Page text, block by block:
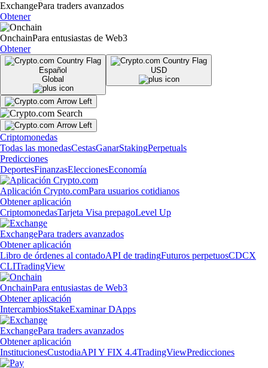
ExchangePara traders avanzados
Obtener
OnchainPara entusiastas de Web3
Obtener
Español
Global
USD
Criptomonedas
Todas las monedasCestasGanarStakingPerpetuals
Predicciones
DeportesFinanzasEleccionesEconomía
Aplicación Crypto.comPara usuarios cotidianos
Obtener aplicación
CriptomonedasTarjeta Visa prepagoLevel Up
ExchangePara traders avanzados
Obtener aplicación
Libro de órdenes al contadoAPI de tradingFuturos perpetuosCDCX
CLITradingView
OnchainPara entusiastas de Web3
Obtener aplicación
IntercambiosStakeExaminar DApps
ExchangePara traders avanzados
Obtener aplicación
InstitucionesCustodiaAPI Y FIX 4.4TradingViewPredicciones